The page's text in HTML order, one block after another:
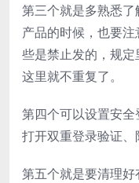
第三个就是多熟悉
产品的时候，也要
些是禁止发的，规
这里就不重复了。
第四个可以设置安
打开双重登录验证、
第五个就是要清理